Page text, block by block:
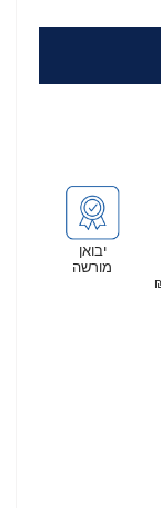
יבואן
מורשה